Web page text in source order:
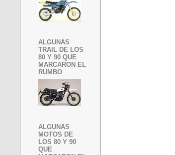
ALGUNAS
TRAIL DE LOS
80 Y 90 QUE
MARCARON EL
RUMBO
ALGUNAS
MOTOS DE
LOS 80 Y 90
QUE